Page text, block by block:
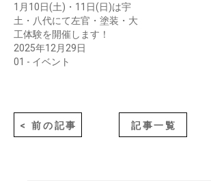
1月10日(土)・11日(日)は宇
土・八代にて左官・塗装・大
工体験を開催します！
2025年12月29日
01 - イベント
< 前の記事 記事一覧